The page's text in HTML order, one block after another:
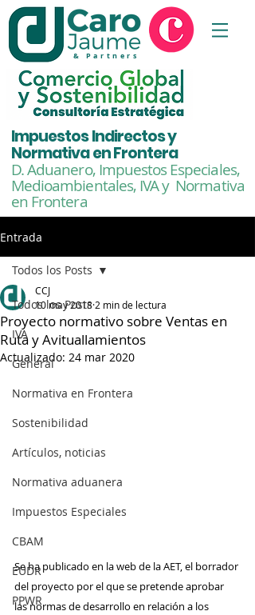
& Partners
Impuestos Indirectos y
Normativa en Frontera
D. Aduanero, Impuestos Especiales,
Medioambientales,IVA y Normativa
en Frontera
Entrada
Todos los Posts
IVA
General
Normativa en Frontera
Sostenibilidad
Artículos, noticias
Normativa aduanera
Impuestos Especiales
CBAM
EUDR
PPWR
Todos los Posts
Proyecto normativo sobre Ventas en
Ruta y Avituallamientos
CCJ
10 may 2018 2 min de lectura
Actualizado: 24 mar 2020
Se ha publicado en la web de la AET, el borrador
del proyecto por el que se pretende aprobar
las normas de desarrollo en relación a los